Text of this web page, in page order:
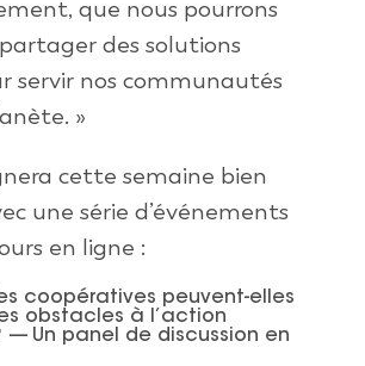
que nous pourrons
des solutions
servir nos communautés
»
cette semaine bien
une série d’événements
en ligne :
coopératives peuvent-elles
obstacles à l’action
— Un panel de discussion en